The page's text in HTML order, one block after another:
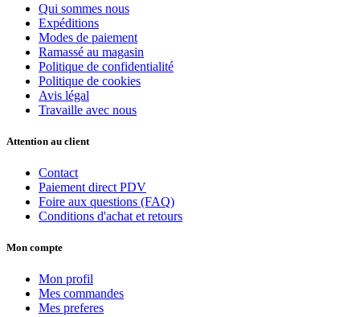
Qui sommes nous
Expéditions
Modes de paiement
Ramassé au magasin
Politique de confidentialité
Politique de cookies
Avis légal
Travaille avec nous
Attention au client
Contact
Paiement direct PDV
Foire aux questions (FAQ)
Conditions d'achat et retours
Mon compte
Mon profil
Mes commandes
Mes preferes